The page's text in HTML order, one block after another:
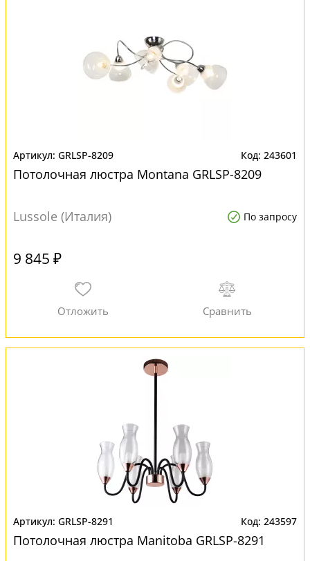
GRLSP-8209 243601
Потолочная люстра Montana GRLSP-8209
Lussole (Италия) По запросу
9 845 ₽
GRLSP-8291 243597
Потолочная люстра Manitoba GRLSP-8291